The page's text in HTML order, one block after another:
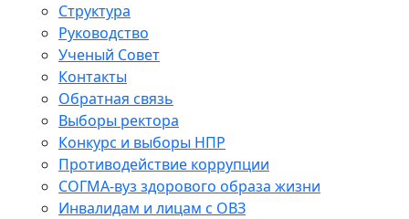
Структура
Руководство
Ученый Совет
Контакты
Обратная связь
Выборы ректора
Конкурс и выборы НПР
Противодействие коррупции
СОГМА-вуз здорового образа жизни
Инвалидам и лицам с ОВЗ